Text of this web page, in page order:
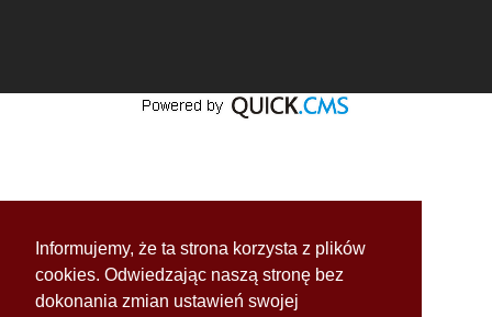
Informujemy, że ta strona korzysta z plików
cookies. Odwiedzając naszą stronę bez
dokonania zmian ustawień swojej